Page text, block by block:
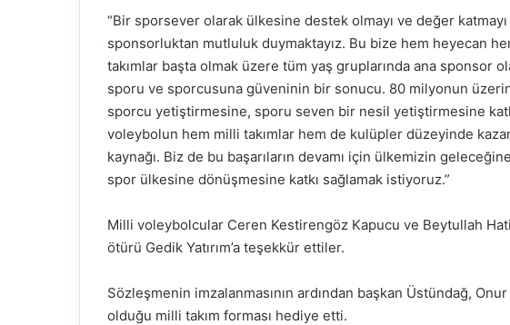
“Bir sporsever olarak ülkesine destek olmayı ve değer
sponsorluktan mutluluk duymaktayız. Bu bize hem heyecan
takımlar başta olmak üzere tüm yaş gruplarında ana sponsor
sporu ve sporcusuna güveninin bir sonucu. 80 milyonun
sporcu yetiştirmesine, sporu seven bir nesil yetiştirmesine
voleybolun hem milli takımlar hem de kulüpler düzeyinde
kaynağı. Biz de bu başarıların devamı için ülkemizin
spor ülkesine dönüşmesine katkı sağlamak istiyoruz.”
Milli voleybolcular Ceren Kestirengöz Kapucu ve Beytullah
ötürü Gedik Yatırım’a teşekkür ettiler.
Sözleşmenin imzalanmasının ardından başkan Üstündağ,
olduğu milli takım forması hediye etti.